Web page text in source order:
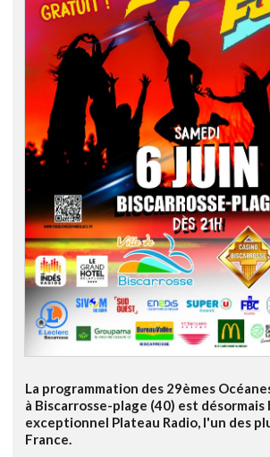
La programmation des 29èmes
à Biscarrosse-plage (40) est désormais
exceptionnel Plateau Radio, l'un des
France.